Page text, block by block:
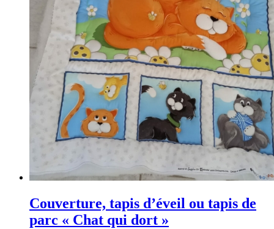
Couverture, tapis d’éveil ou tapis de
parc « Chat qui dort »